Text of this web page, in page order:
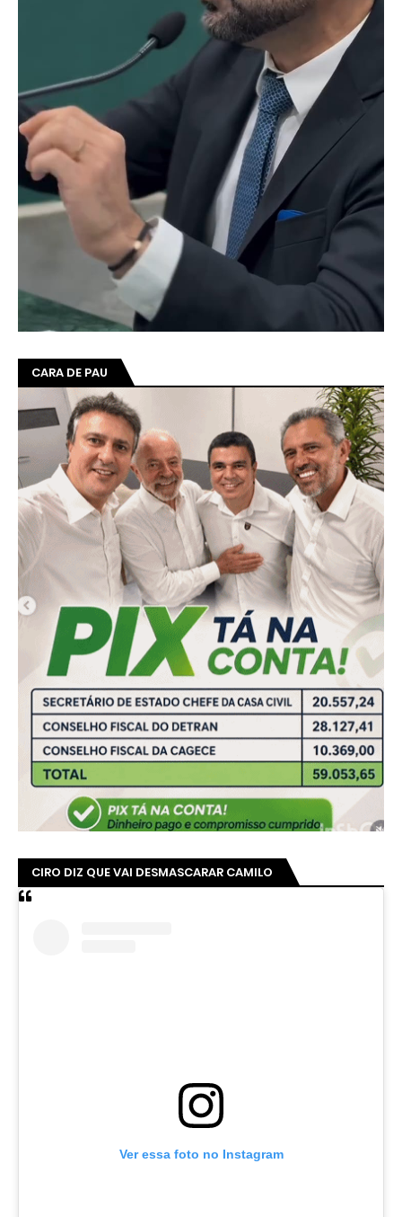
CARA DE PAU
CIRO DIZ QUE VAI DESMASCARAR CAMILO
Ver essa foto no Instagram